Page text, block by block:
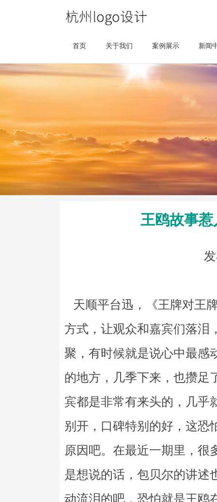
首页 关于我们 案例展示 新闻
王鸥故事
天顺平台迅，《王牌对王
方式，让观众和嘉宾们落泪
聚，有时候就是说心中最感
的地方，几季下来，也攒足
宾都是非常有来头的，几乎
别开，口碑特别的好，这恐
原因吧。在最近一期里，很
是想说的话，包贝尔的讲述
动流泪的吧，恐怕就是王鸥